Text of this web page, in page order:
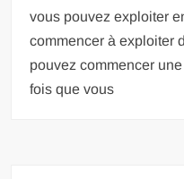
vous pouvez exploiter
commencer à exploiter
pouvez commencer
fois que vous